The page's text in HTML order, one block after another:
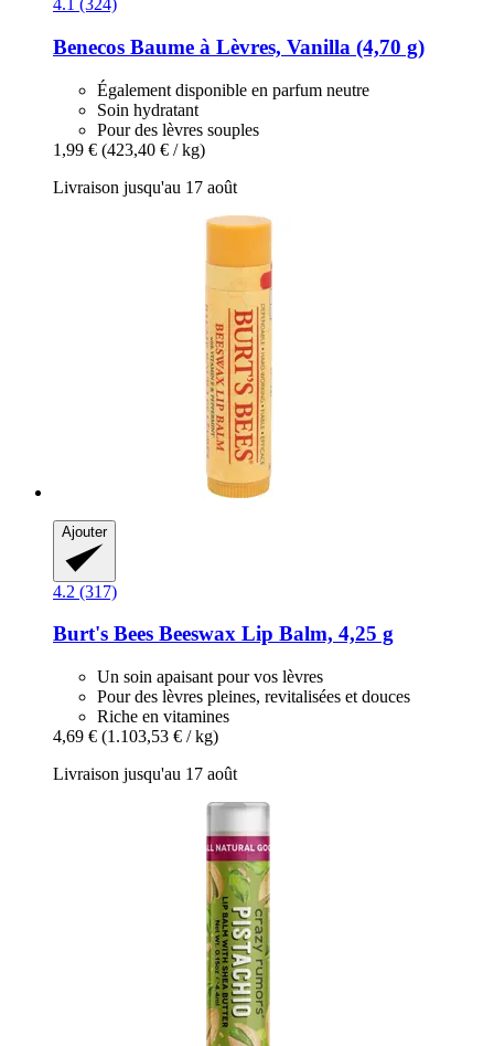
4.1 (324)
Benecos Baume à Lèvres, Vanilla (4,70 g)
Également disponible en parfum neutre
Soin hydratant
Pour des lèvres souples
1,99 € (423,40 € / kg)
Livraison jusqu'au 17 août
Ajouter
4.2 (317)
Burt's Bees Beeswax Lip Balm, 4,25 g
Un soin apaisant pour vos lèvres
Pour des lèvres pleines, revitalisées et douces
Riche en vitamines
4,69 € (1.103,53 € / kg)
Livraison jusqu'au 17 août